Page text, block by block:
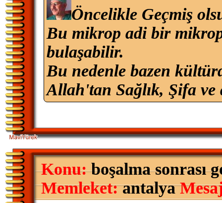
Öncelikle Geçmiş
Bu mikrop adi bir
bulaşabilir.
Bu nedenle bazen
Allah'tan Sağlık, Şifa
Konu:boşalma sonrası
Memleket:antalya